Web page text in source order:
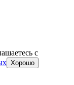
c
Хорошо